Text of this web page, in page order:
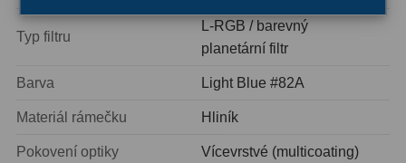
Ostatní22
Typ filtru
L-RGB / barevný
planetární filtr
Barva Light Blue #82A
Materiál rámečku Hliník
Pokovení optiky Vícevrstvé (multicoating)